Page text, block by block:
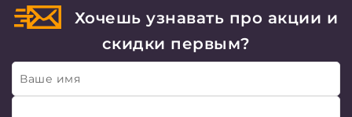
Хочешь узнавать про акции и
скидки первым?
Ваше имя